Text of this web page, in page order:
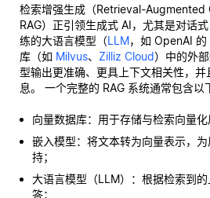
检索增强生成（Retrieval-Augmented
RAG）正引领生成式 AI，尤其是对话
练的大语言模型（LLM，如 OpenAI
库（如 Milvus、 Zilliz Cloud）中的外
型输出更准确、更具上下文相关性，
息。 一个完整的 RAG 系统通常包含以
向量数据库：用于存储与检索向量化
嵌入模型：将文本转为向量表示，
持；
大语言模型（LLM）：根据检索到
答；